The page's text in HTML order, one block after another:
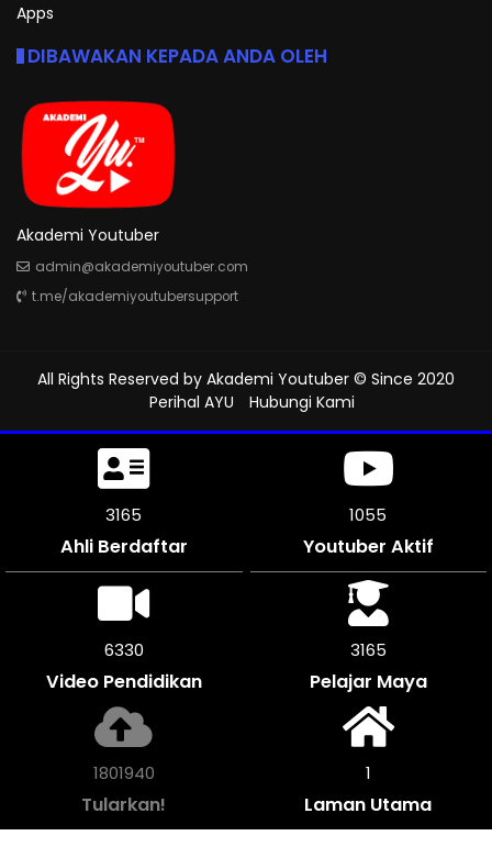
Apps
DIBAWAKAN KEPADA ANDA OLEH
Akademi Youtuber
admin@akademiyoutuber.com
t.me/akademiyoutubersupport
All Rights Reserved by Akademi Youtuber © Since 2020
Perihal AYU
Hubungi Kami
3486
Ahli Berdaftar
1161
Youtuber Aktif
6966
Video Pendidikan
3483
Pelajar Maya
1982988
Tularkan!
1
Laman Utama